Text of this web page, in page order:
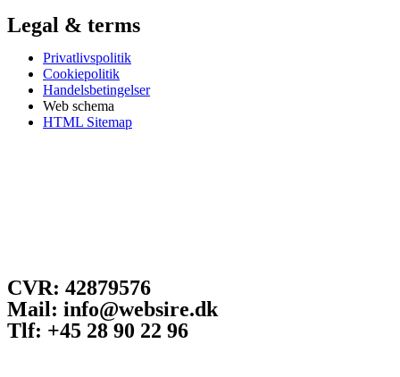
Legal & terms
Privatlivspolitik
Cookiepolitik
Handelsbetingelser
Web schema
HTML Sitemap
CVR: 42879576
Mail: info@websire.dk
Tlf: +45 28 90 22 96